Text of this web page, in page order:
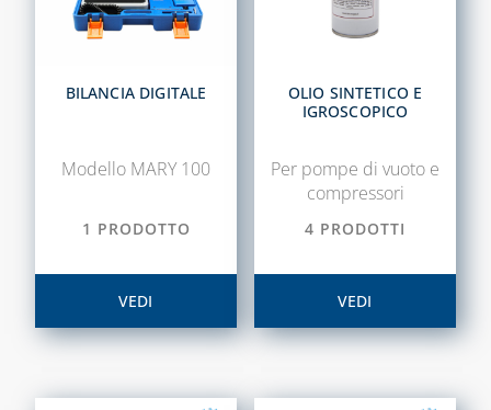
DELL'ARIA
TECNOGIUNTI
PER GAS E ACQUA
MISURATORI TDS,
DUREZZA E P8
BLUE KIT LINEA
BILANCIA DIGITALE
Modello MARY 100
1 PRODOTTO
VEDI
OLIO SINTETICO E
IGROSCOPICO
Per pompe di vuoto e
compressori
4 PRODOTTI
VEDI